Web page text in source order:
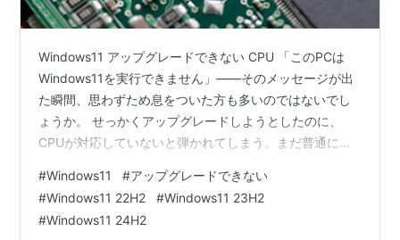
Windows11 アップグレードできない CPU 「このPCは
Windows11を実行できません」——そのメッセージが出
た瞬間、思わずため息をついた方も多いのではないでし
ょうか。 せっかくアップグレードしようとしたのに、
CPUが対応していないと弾かれてしまう。まだ普通に動
か……そんな悩みを抱えていませんか？ 大丈夫です。こ
の記事では、CPUが非対応で弾かれた場合の対処法を、
難しい知識がなくても実践できるよう順番に解説しま
#Windows11 #アップグレードできない
#Windows11 22H2 #Windows11 23H2
#Windows11 24H2